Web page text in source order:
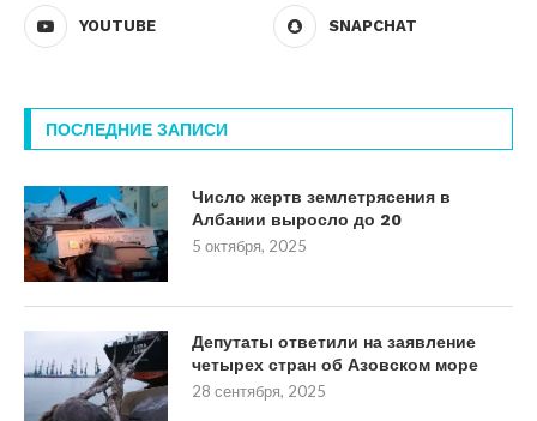
YOUTUBE SNAPCHAT
ПОСЛЕДНИЕ ЗАПИСИ
Число жертв землетрясения в
Албании выросло до 20
5 октября, 2025
Депутаты ответили на заявление
четырех стран об Азовском море
28 сентября, 2025